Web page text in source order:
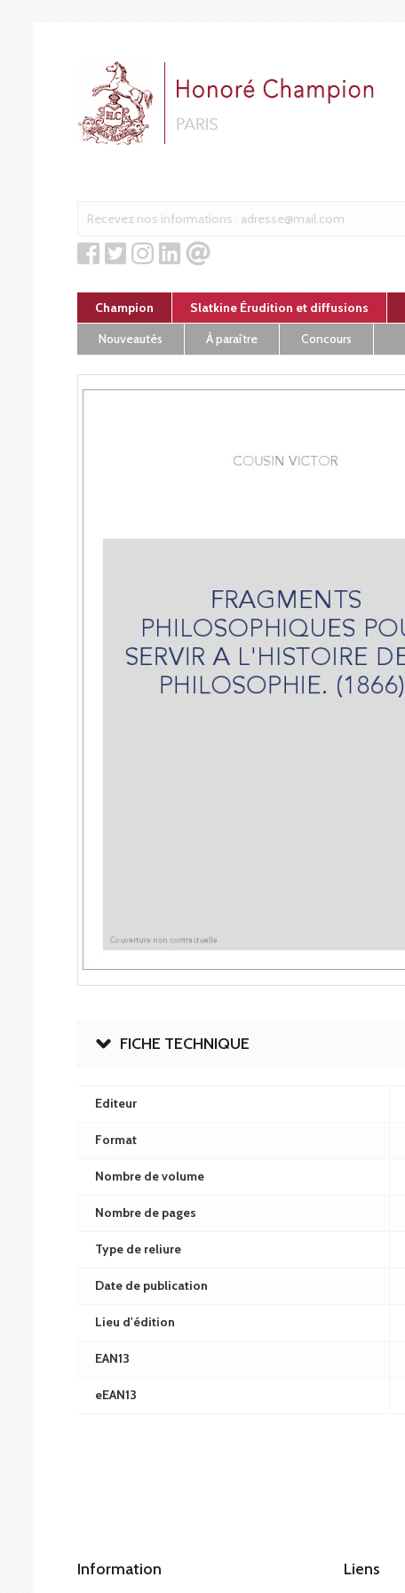
Champion Slatkine Érudition et diffusions
Nouveautés
À paraître Concours
FICHE TECHNIQUE
Editeur
Format
Nombre de volume
Nombre de pages
Type de reliure
Date de publication
Lieu d'édition
EAN13
eEAN13
Information Liens